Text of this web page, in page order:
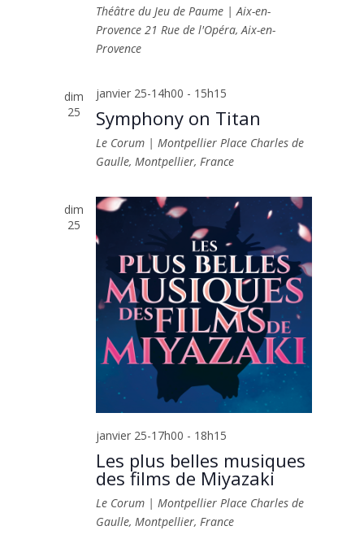
Théâtre du Jeu de Paume | Aix-en-
Provence21 Rue de l'Opéra, Aix-en-
Provence
dim
25
janvier 25-14h00 - 15h15
Symphony on Titan
Le Corum | MontpellierPlace Charles de
Gaulle, Montpellier, France
dim
25
janvier 25-17h00 - 18h15
Les plus belles musiques
des films de Miyazaki
Le Corum | Montpellier Place Charles de
Gaulle, Montpellier, France